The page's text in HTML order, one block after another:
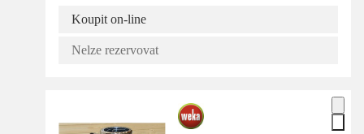
Koupit on-line
Nelze rezervovat